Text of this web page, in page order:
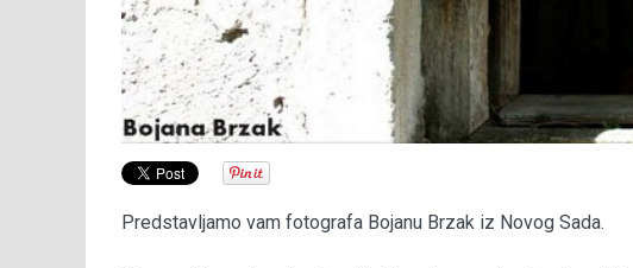
Predstavljamo vam fotografa Bojanu Brzak iz Novog Sada.